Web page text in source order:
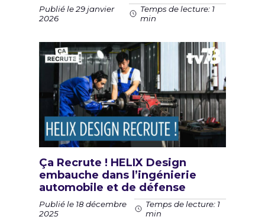
Publié le 29 janvier
2026
Temps de lecture: 1
min
Ça Recrute ! HELIX Design
embauche dans l’ingénierie
automobile et de défense
Publié le 18 décembre
2025
Temps de lecture: 1
min